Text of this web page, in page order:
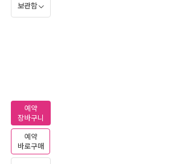
보관함
예약
장바구니
예약
바로구매